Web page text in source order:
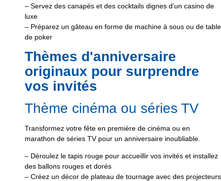
– Servez des canapés et des cocktails dignes d’un casino de
luxe
– Préparez un gâteau en forme de machine à sous ou de table
de poker
Thèmes d'anniversaire
originaux pour surprendre
vos invités
Thème cinéma ou séries TV
Transformez votre fête en première de cinéma ou en
marathon de séries TV pour un anniversaire inoubliable.
– Déroulez le tapis rouge pour accueillir vos invités et installez
des ballons rouges et dorés
– Créez un décor de plateau de tournage avec des projecteurs